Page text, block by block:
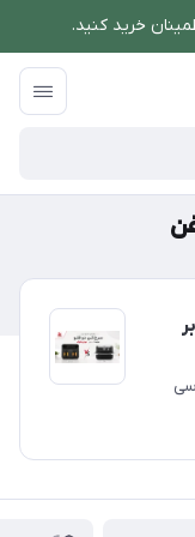
خرید کنید.